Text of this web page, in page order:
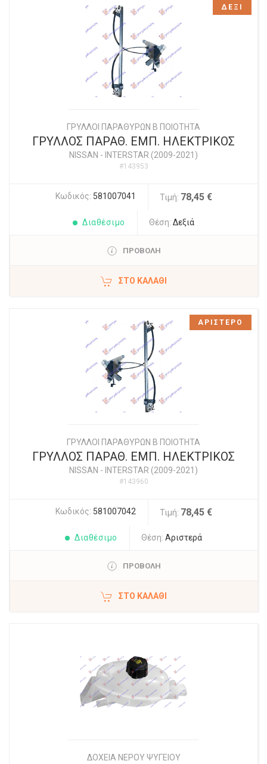
ΓΡΥΛΛΟΙ ΠΑΡΑΘΥΡΩΝ Β ΠΟΙΟΤΗΤΑ
ΓΡΥΛΛΟΣ ΠΑΡΑΘ. ΕΜΠ. ΗΛΕΚΤΡΙΚΟΣ
NISSAN - INTERSTAR (2009-2021)
#143953
Κωδικός: 581007041 Τιμή: 78,45 €
Διαθέσιμο Θέση: Δεξιά
ΠΡΟΒΟΛΗ
ΣΤΟ ΚΑΛΆΘΙ
ΔΕΞΙ
ΓΡΥΛΛΟΙ ΠΑΡΑΘΥΡΩΝ Β ΠΟΙΟΤΗΤΑ
ΓΡΥΛΛΟΣ ΠΑΡΑΘ. ΕΜΠ. ΗΛΕΚΤΡΙΚΟΣ
NISSAN - INTERSTAR (2009-2021)
#143960
Κωδικός: 581007042 Τιμή: 78,45 €
Διαθέσιμο Θέση: Αριστερά
ΠΡΟΒΟΛΗ
ΣΤΟ ΚΑΛΆΘΙ
ΑΡΙΣΤΕΡΟ
ΔΟΧΕΙΑ ΝΕΡΟΥ ΨΥΓΕΙΟΥ